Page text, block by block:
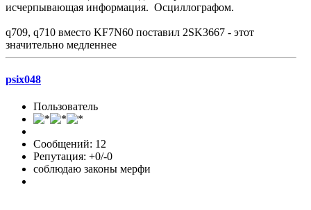
исчерпывающая информация. Осциллографом.
q709, q710 вместо KF7N60 поставил 2SK3667 - этот
значительно медленнее
psix048
Пользователь
Сообщений: 12
Репутация: +0/-0
соблюдаю законы мерфи